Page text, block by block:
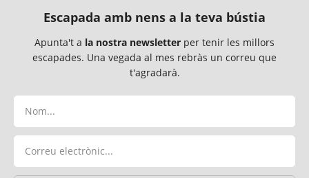
Escapada amb nens a la teva bústia
Apunta't a la nostra newsletter per tenir les millors
escapades. Una vegada al mes rebràs un correu que
t'agradarà.